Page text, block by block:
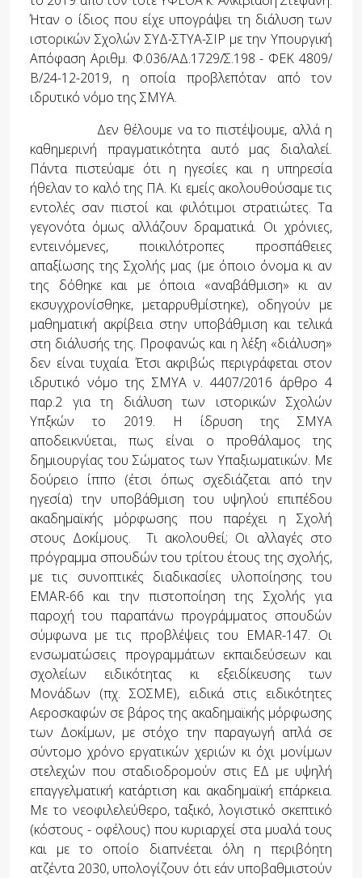
Ήταν ο ίδιος που είχε υπογράψει τη διάλυση των
ιστορικών Σχολών ΣΥΔ-ΣΤΥΑ-ΣΙΡ με την Υπουργική
Απόφαση Αριθμ. Φ.036/ΑΔ.1729/Σ.198 - ΦΕΚ 4809/
Β/24-12-2019, η οποία προβλεπόταν από τον
ιδρυτικό νόμο της ΣΜΥΑ.
Δεν θέλουμε να το πιστέψουμε, αλλά η
καθημερινή πραγματικότητα αυτό μας διαλαλεί.
Πάντα πιστεύαμε ότι η ηγεσίες και η υπηρεσία
ήθελαν το καλό της ΠΑ. Κι εμείς ακολουθούσαμε τις
εντολές σαν πιστοί και φιλότιμοι στρατιώτες. Τα
γεγονότα όμως αλλάζουν δραματικά. Οι χρόνιες,
εντεινόμενες, ποικιλότροπες προσπάθειες
απαξίωσης της Σχολής μας (με όποιο όνομα κι αν
της δόθηκε και με όποια «αναβάθμιση» κι αν
εκσυγχρονίσθηκε, μεταρρυθμίστηκε), οδηγούν με
μαθηματική ακρίβεια στην υποβάθμιση και τελικά
στη διάλυσής της. Προφανώς και η λέξη «διάλυση»
δεν είναι τυχαία. Έτσι ακριβώς περιγράφεται στον
ιδρυτικό νόμο της ΣΜΥΑ ν. 4407/2016 άρθρο 4
παρ.2 για τη διάλυση των ιστορικών Σχολών
Υπξκών το 2019. Η ίδρυση της ΣΜΥΑ
αποδεικνύεται, πως είναι ο προθάλαμος της
δημιουργίας του Σώματος των Υπαξιωματικών. Με
δούρειο ίππο (έτσι όπως σχεδιάζεται από την
ηγεσία) την υποβάθμιση του υψηλού επιπέδου
ακαδημαϊκής μόρφωσης που παρέχει η Σχολή
στους Δοκίμους. Τι ακολουθεί; Οι αλλαγές στο
πρόγραμμα σπουδών του τρίτου έτους της σχολής,
με τις συνοπτικές διαδικασίες υλοποίησης του
EMAR-66 και την πιστοποίηση της Σχολής για
παροχή του παραπάνω προγράμματος σπουδών
σύμφωνα με τις προβλέψεις του ΕΜΑR-147. Οι
ενσωματώσεις προγραμμάτων εκπαιδεύσεων και
σχολείων ειδικότητας κι εξειδίκευσης των
Μονάδων (πχ. ΣΟΣΜΕ), ειδικά στις ειδικότητες
Αεροσκαφών σε βάρος της ακαδημαϊκής μόρφωσης
των Δοκίμων, με στόχο την παραγωγή απλά σε
σύντομο χρόνο εργατικών χεριών κι όχι μονίμων
στελεχών που σταδιοδρομούν στις ΕΔ με υψηλή
επαγγελματική κατάρτιση και ακαδημαϊκή επάρκεια.
Με το νεοφιλελεύθερο, ταξικό, λογιστικό σκεπτικό
(κόστους - οφέλους) που κυριαρχεί στα μυαλά τους
και με το οποίο διαπνέεται όλη η περιβόητη
ατζέντα 2030, υπολογίζουν ότι εάν υποβαθμιστούν